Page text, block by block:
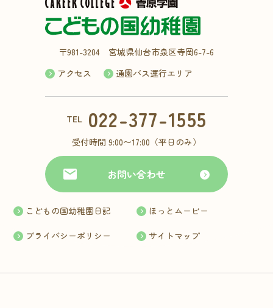
〒981-3204 宮城県仙台市泉区寺岡6-7-6
アクセス
通園バス運行エリア
TEL 022-377-1555
受付時間 9:00〜17:00（平日のみ）
お問い合わせ
こどもの国幼稚園日記 ほっとムービー
プライバシーポリシー サイトマップ